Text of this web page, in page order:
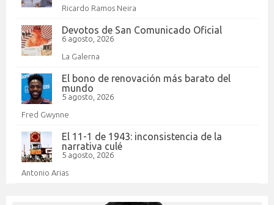
Ricardo Ramos Neira
Devotos de San Comunicado Oficial
6 agosto, 2026
La Galerna
El bono de renovación más barato del
mundo
5 agosto, 2026
Fred Gwynne
El 11-1 de 1943: inconsistencia de la
narrativa culé
5 agosto, 2026
Antonio Arias